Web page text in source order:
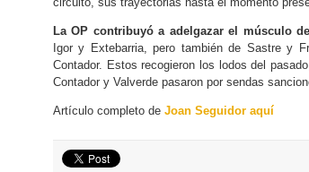
La OP contribuyó a adelgazar el músculo
Igor y Extebarria, pero también de Sastre y
Contador. Estos recogieron los lodos del
Contador y Valverde pasaron por sendas
Artículo completo de Joan Seguidor aquí